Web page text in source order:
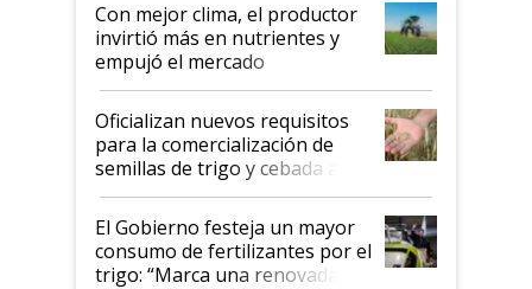
Con mejor clima, el productor
invirtió más en nutrientes y
empujó el mercado
Oficializan nuevos requisitos
para la comercialización de
semillas de trigo y cebada a
granel
El Gobierno festeja un mayor
consumo de fertilizantes por el
trigo: “Marca una renovada